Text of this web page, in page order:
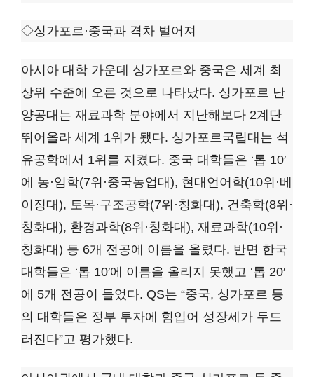
◇싱가포르·중국과 격차 벌어져
아시아 대학 가운데 싱가포르와 중국은 세계 최
상위 수준에 오른 것으로 나타났다. 싱가포르 난
양공대는 재료과학 분야에서 지난해보다 2계단
뛰어올라 세계 1위가 됐다. 싱가포르국립대는 석
유공학에서 1위를 지켰다. 중국 대학들은 ‘톱 10′
에 농·임학(7위·중국농업대), 현대언어학(10위·베
이징대), 토목·구조공학(7위·칭화대), 건축학(8위·
칭화대), 환경과학(8위·칭화대), 재료과학(10위·
칭화대) 등 6개 전공에 이름을 올렸다. 반면 한국
대학들은 ‘톱 10′에 이름을 올리지 못했고 ‘톱 20′
에 5개 전공이 들었다. QS는 “중국, 싱가포르 등
의 대학들은 정부 투자에 힘입어 성장세가 두드
러진다”고 평가했다.